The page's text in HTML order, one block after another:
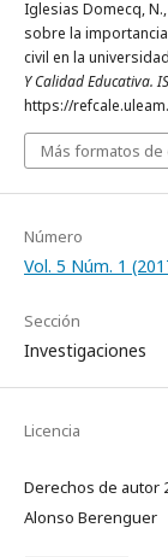
Iglesias Domecq,
sobre la
civil en la
Y Calidad Educativa.
https://
Más formatos de
Número
Vol. 5 Núm. 1
Sección
Investigaciones
Licencia
Derechos de autor
Alonso Berenguer